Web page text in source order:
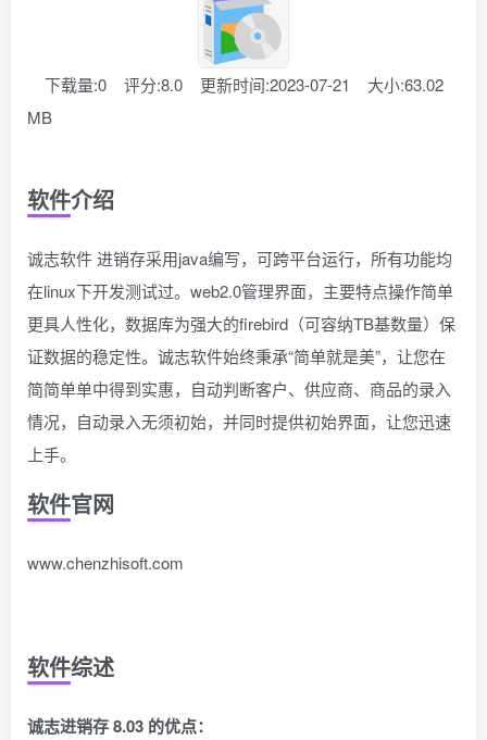
下载量:0 评分:8.0 更新时间:2023-07-21
大小:63.02
MB
软件介绍
诚志软件 进销存采用java编写，可跨平台运行，所有功能均
在linux下开发测试过。web2.0管理界面，主要特点操作简单
更具人性化，数据库为强大的firebird（可容纳TB基数量）保
证数据的稳定性。诚志软件始终秉承“简单就是美”，让您在
简简单单中得到实惠，自动判断客户、供应商、商品的录入
情况，自动录入无须初始，并同时提供初始界面，让您迅速
上手。
软件官网
www.chenzhisoft.com
软件综述
诚志进销存 8.03 的优点：